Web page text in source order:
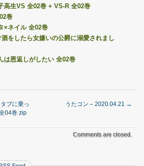
高生VS 全02巻 + VS-R 全02巻
巻
×ネイル 全02巻
をしたら女嫌いの公爵に溺愛されまし
は恩返しがしたい 全02巻
ブに乗っ
04巻 zip
うたコン – 2020.04.21 →
Comments are closed.